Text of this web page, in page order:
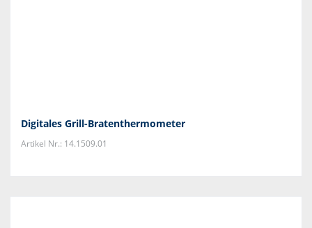
Digitales Grill-Bratenthermometer
Artikel Nr.: 14.1509.01